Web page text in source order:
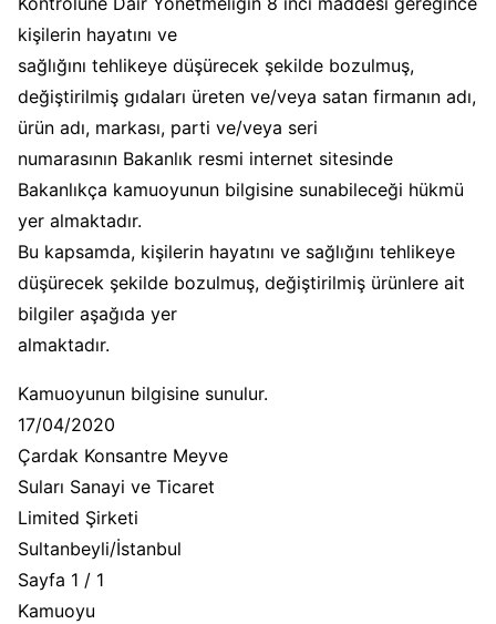
kişilerin hayatını ve
sağlığını tehlikeye düşürecek şekilde bozulmuş,
değiştirilmiş gıdaları üreten ve/veya satan firmanın adı,
ürün adı, markası, parti ve/veya seri
numarasının Bakanlık resmi internet sitesinde
Bakanlıkça kamuoyunun bilgisine sunabileceği hükmü
yer almaktadır.
Bu kapsamda, kişilerin hayatını ve sağlığını tehlikeye
düşürecek şekilde bozulmuş, değiştirilmiş ürünlere ait
bilgiler aşağıda yer
almaktadır.
Kamuoyunun bilgisine sunulur.
17/04/2020
Çardak Konsantre Meyve
Suları Sanayi ve Ticaret
Limited Şirketi
Sultanbeyli/İstanbul
Sayfa 1 / 1
Kamuoyu